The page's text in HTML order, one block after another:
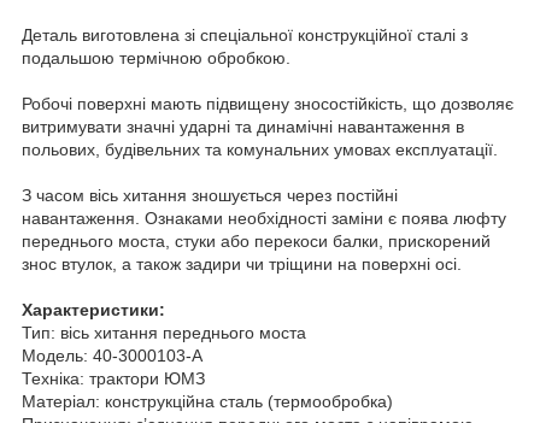
Деталь виготовлена зі спеціальної конструкційної сталі з
подальшою термічною обробкою.
Робочі поверхні мають підвищену зносостійкість, що дозволяє
витримувати значні ударні та динамічні навантаження в
польових, будівельних та комунальних умовах експлуатації.
З часом вісь хитання зношується через постійні
навантаження. Ознаками необхідності заміни є поява люфту
переднього моста, стуки або перекоси балки, прискорений
знос втулок, а також задири чи тріщини на поверхні осі.
Характеристики:
Тип: вісь хитання переднього моста
Модель: 40-3000103-А
Техніка: трактори ЮМЗ
Матеріал: конструкційна сталь (термообробка)